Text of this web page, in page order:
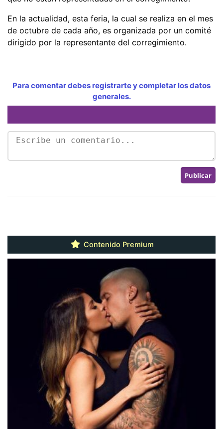
En la actualidad, esta feria, la cual se realiza en el mes
de octubre de cada año, es organizada por un comité
dirigido por la representante del corregimiento.
Para comentar debes registrarte y completar los datos
generales.
Contenido Premium